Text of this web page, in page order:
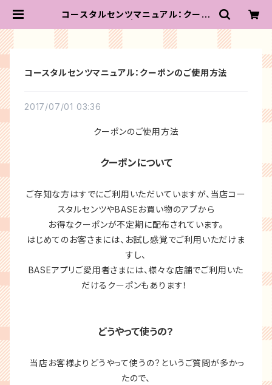
コースタルセンツマニュアル：クーポ
ジャパン
コースタルセンツマニュアル：クーポンのご使用方法
2017/07/01 03:36
クーポンのご使用方法
クーポンについて
ご存知な方はすでにご利用いただいていますが、当店コー
スタルセンツやBASEお買い物のアプから
お得なクーポンが不定期に配布されています。
はじめてのお客さまには、お試し感覚でご利用いただけま
すし、
BASEアプリご愛用者さまには、様々な店舗でご利用いた
だけるクーポンもあります！
どうやって使うの？
当店お客様よりどうやって使うの？というご質問が多かっ
たので、